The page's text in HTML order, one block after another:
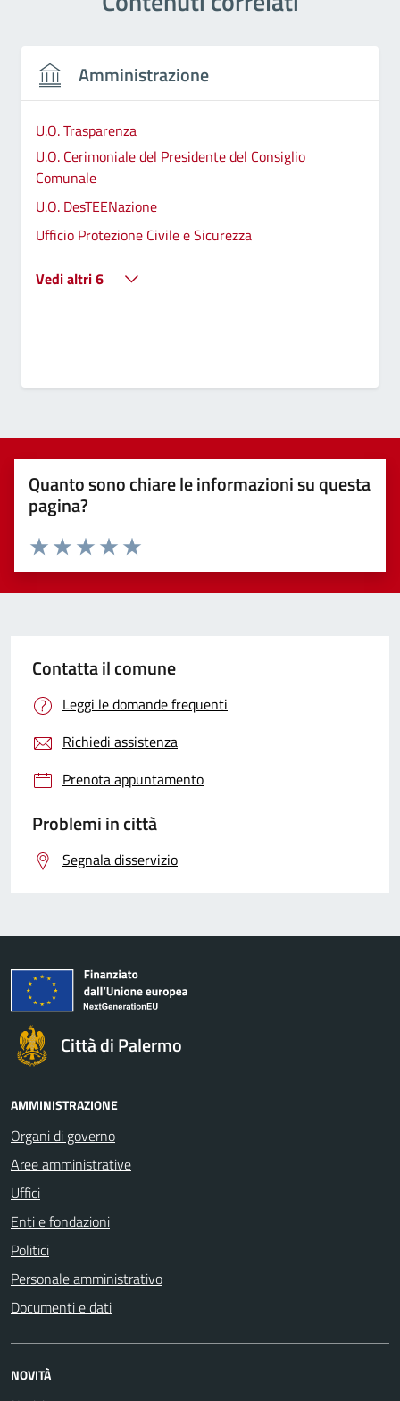
Amministrazione
U.O. Trasparenza
U.O. Cerimoniale del Presidente del Consiglio
Comunale
U.O. DesTEENazione
Ufficio Protezione Civile e Sicurezza
Vedi altri 6
Quanto sono chiare le informazioni su questa
pagina?
Valuta 5 stelle su 5
Valuta 4 stelle su 5
Valuta 3 stelle su 5
Valuta 2 stelle su 5
Valuta 1 stelle su 5
Contatta il comune
Leggi le domande frequenti
Richiedi assistenza
Prenota appuntamento
Problemi in città
Segnala disservizio
Città di Palermo
AMMINISTRAZIONE
Organi di governo
Aree amministrative
Uffici
Enti e fondazioni
Politici
Personale amministrativo
Documenti e dati
NOVITÀ